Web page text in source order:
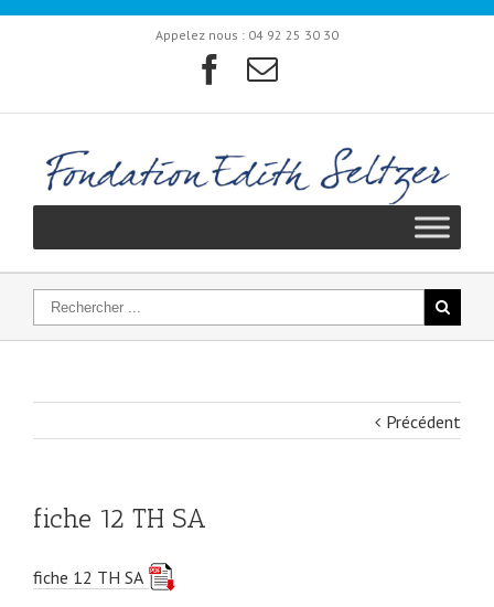
Appelez nous : 04 92 25 30 30
Précédent
fiche 12 TH SA
fiche 12 TH SA